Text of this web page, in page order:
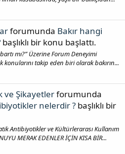
forumunda Bakır hangi
başlıklı bir konu başlattı.
mı?” Üzerine Forum Deneyimi
konularını takip eden biri olarak bakırın...
ve Şikayetlerforumunda
nelerdir ? başlıklı bir
Antibiyotikler ve Kültürlerarası Kullanım
MERAK EDENLER İÇİN KISA BİR...